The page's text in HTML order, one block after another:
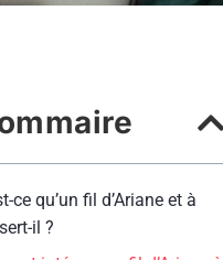
ce qu’un fil d’Ariane et à
il ?